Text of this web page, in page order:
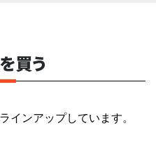
買う
インアップしています。